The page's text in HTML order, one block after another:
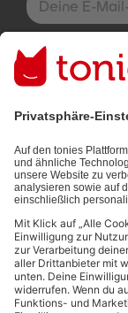
Mit dem
auf den von dir
informationen) und